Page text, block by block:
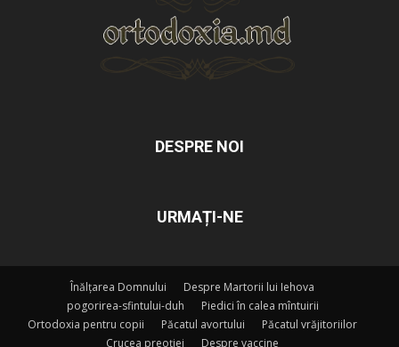
DESPRE NOI
URMAȚI-NE
Înălțarea Domnului
Despre Martorii lui Iehova
pogorirea-sfintului-duh
Piedici în calea mîntuirii
Ortodoxia pentru copii
Păcatul avortului
Păcatul vrăjitoriilor
Crucea preoției
Despre vaccine